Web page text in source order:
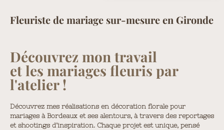
Fleuriste de mariage sur-mesure en Gironde
Découvrez mon travail
et les mariages fleuris par
l'atelier !
Découvrez mes réalisations en décoration florale pour
mariages à Bordeaux et ses alentours, à travers des reportages
et shootings d’inspiration. Chaque projet est unique, pensé